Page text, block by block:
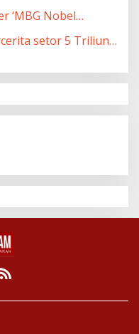
‘MBG Nobel…
setor 5 Triliun…